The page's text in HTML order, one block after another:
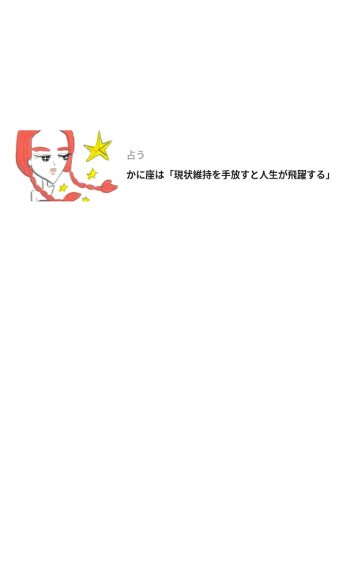
占う
かに座は「現状維持を手放すと人生が飛躍する」